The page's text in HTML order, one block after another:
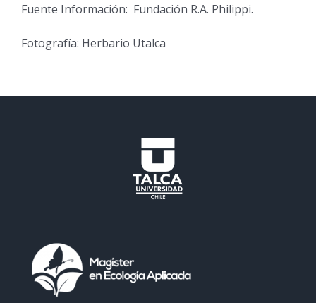
Fuente Información: Fundación R.A. Philippi.
Fotografía: Herbario Utalca